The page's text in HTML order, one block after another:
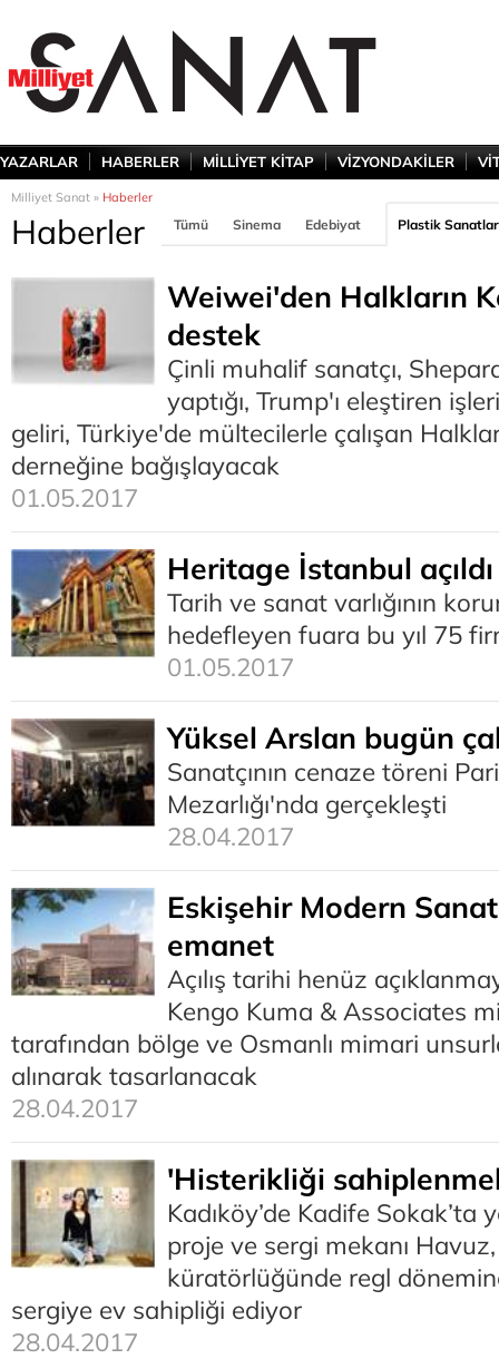
YAZARLAR HABERLER MİLLİYET KİTAP VİZYONDAKİLER
Milliyet Sanat » Haberler
Haberler Tümü Sinema Edebiyat Plastik Sanatlar
Weiwei'den Halkların
destek
Çinli muhalif sanatçı,
yaptığı, Trump'ı eleştiren
geliri, Türkiye'de mültecilerle çalışan
derneğine bağışlayacak
01.05.2017
Heritage İstanbul açıldı
Tarih ve sanat varlığının
hedefleyen fuara bu yıl 75
01.05.2017
Yüksel Arslan bugün
Sanatçının cenaze töreni
Mezarlığı'nda gerçekleşti
28.04.2017
Eskişehir Modern
emanet
Açılış tarihi henüz
Kengo Kuma & Associates
tarafından bölge ve Osmanlı mimari
alınarak tasarlanacak
28.04.2017
'Histerikliği
Kadıköy’de Kadife Sokak’ta
proje ve sergi mekanı
küratörlüğünde regl
sergiye ev sahipliği ediyor
28.04.2017